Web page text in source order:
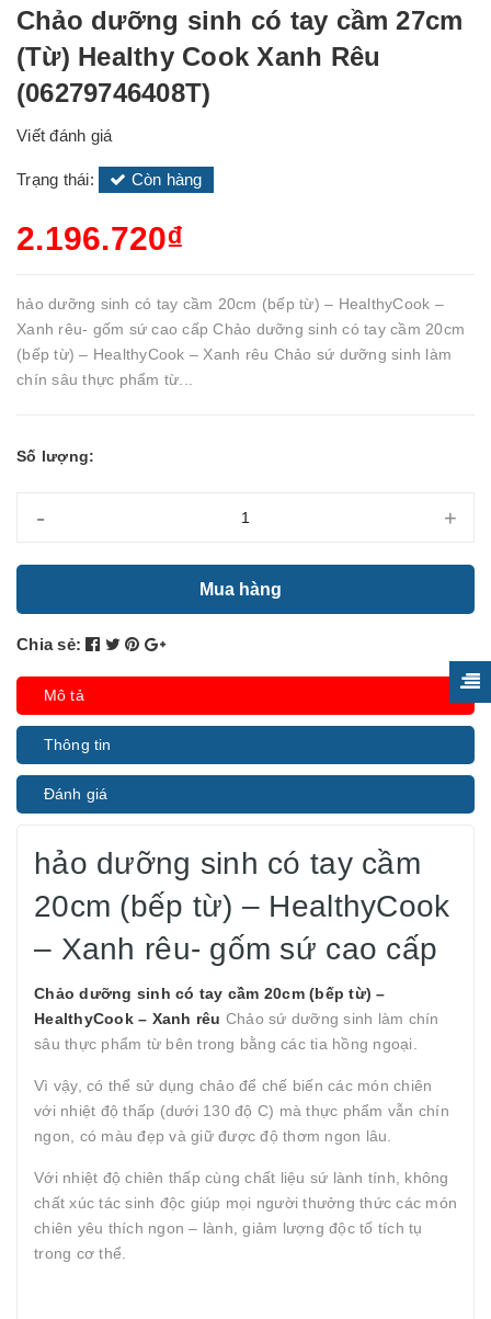
Chảo dưỡng sinh có tay cầm 27cm
(Từ) Healthy Cook Xanh Rêu
(06279746408T)
Viết đánh giá
Trạng thái: Còn hàng
2.196.720₫
hảo dưỡng sinh có tay cầm 20cm (bếp từ) – HealthyCook –
Xanh rêu- gốm sứ cao cấp Chảo dưỡng sinh có tay cầm 20cm
(bếp từ) – HealthyCook – Xanh rêu Chảo sứ dưỡng sinh làm
chín sâu thực phẩm từ...
Số lượng:
- +
Mua hàng
Chia sẻ:
Mô tả
Thông tin
Đánh giá
hảo dưỡng sinh có tay cầm
20cm (bếp từ) – HealthyCook
– Xanh rêu- gốm sứ cao cấp
Chảo dưỡng sinh có tay cầm 20cm (bếp từ) –
HealthyCook – Xanh rêu Chảo sứ dưỡng sinh làm chín
sâu thực phẩm từ bên trong bằng các tia hồng ngoại.
Vì vậy, có thể sử dụng chảo để chế biến các món chiên
với nhiệt độ thấp (dưới 130 độ C) mà thực phẩm vẫn chín
ngon, có màu đẹp và giữ được độ thơm ngon lâu.
Với nhiệt độ chiên thấp cùng chất liệu sứ lành tính, không
chất xúc tác sinh độc giúp mọi người thưởng thức các món
chiên yêu thích ngon – lành, giảm lượng độc tố tích tụ
trong cơ thể.